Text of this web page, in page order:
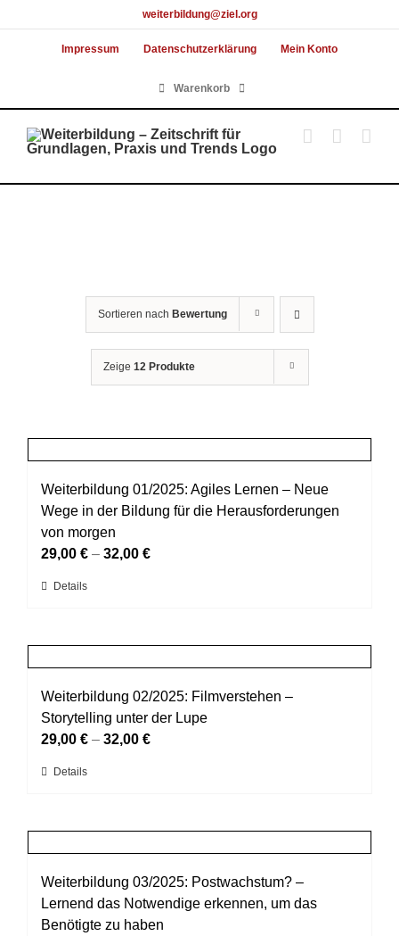
to
weiterbildung@ziel.org
Impressum Datenschutzerklärung Mein Konto
Warenkorb
Sortieren nach Bewertung
Zeige 12 Produkte
Weiterbildung 01/2025: Agiles Lernen – Neue
Wege in der Bildung für die Herausforderungen
von morgen
29,00 € – 32,00 €
Dieses
Varianten
auf.
Die
Optionen
auf
Details
Weiterbildung 02/2025: Filmverstehen –
Storytelling unter der Lupe
29,00 € – 32,00 €
Dieses
Varianten
auf.
Die
Optionen
Details
Weiterbildung 03/2025: Postwachstum? –
Lernend das Notwendige erkennen, um das
Benötigte zu haben